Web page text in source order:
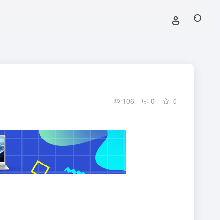
106 0 0